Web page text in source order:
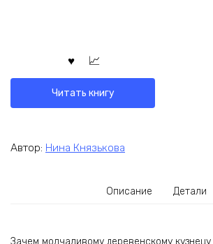
Читать книгу
Автор: Нина Князькова
Описание Детали
Зачем молчаливому деревенскому